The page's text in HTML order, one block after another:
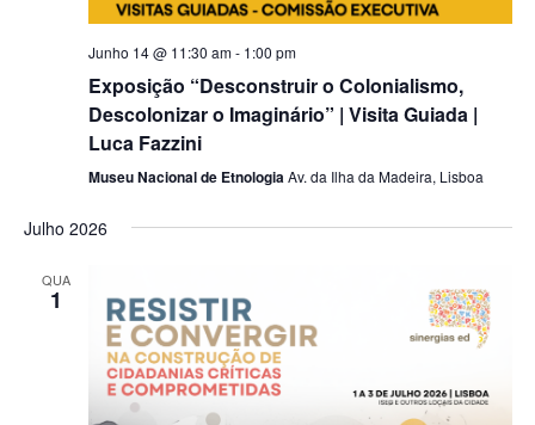
Junho 14 @ 11:30 am- 1:00 pm
Exposição “Desconstruir o Colonialismo,
Descolonizar o Imaginário” | Visita Guiada |
Luca Fazzini
Museu Nacional de EtnologiaAv. da Ilha da Madeira, Lisboa
Julho 2026
QUA
1